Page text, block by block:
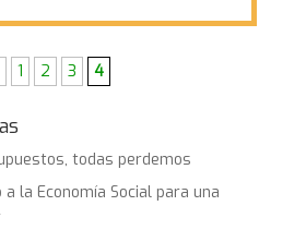
1 2 3 4
todas perdemos
a la Economía Social para una